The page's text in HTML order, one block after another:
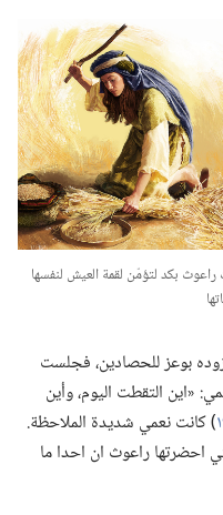
بكد لتؤمّن لقمة العيش لنفسها
بوعز للحصادين،‏ فجلست
«اين التقطت اليوم،‏ وأين
‏)‏ كانت نعمي شديدة الملاحظة.‏
احضرتها راعوث ان احدا ما